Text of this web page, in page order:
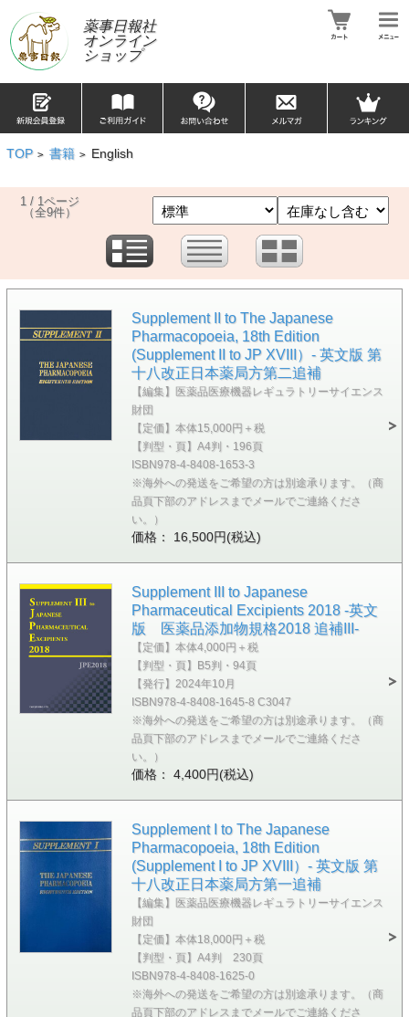
薬事日報社
オンライン
ショップ
TOP > 書籍 > English
1 / 1ページ
（全9件）
Supplement II to The Japanese
Pharmacopoeia, 18th Edition
(Supplement II to JP XVIII）- 英文版 第
十八改正日本薬局方第二追補
【編集】医薬品医療機器レギュラトリーサイエンス
財団
【定価】本体15,000円＋税
【判型・頁】A4判・196頁
ISBN978-4-8408-1653-3
※海外への発送をご希望の方は別途承ります。（商
品頁下部のアドレスまでメールでご連絡くださ
い。）
価格： 16,500円(税込)
Supplement III to Japanese
Pharmaceutical Excipients 2018 -英文
版 医薬品添加物規格2018 追補III-
【定価】本体4,000円＋税
【判型・頁】B5判・94頁
【発行】2024年10月
ISBN978-4-8408-1645-8 C3047
※海外への発送をご希望の方は別途承ります。（商
品頁下部のアドレスまでメールでご連絡くださ
い。）
価格： 4,400円(税込)
Supplement I to The Japanese
Pharmacopoeia, 18th Edition
(Supplement I to JP XVIII）- 英文版 第
十八改正日本薬局方第一追補
【編集】医薬品医療機器レギュラトリーサイエンス
財団
【定価】本体18,000円＋税
【判型・頁】A4判 230頁
ISBN978-4-8408-1625-0
※海外への発送をご希望の方は別途承ります。（商
品頁下部のアドレスまでメールでご連絡くださ